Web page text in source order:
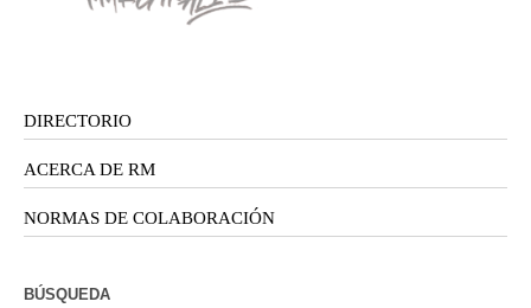
DIRECTORIO
ACERCA DE RM
NORMAS DE COLABORACIÓN
BÚSQUEDA